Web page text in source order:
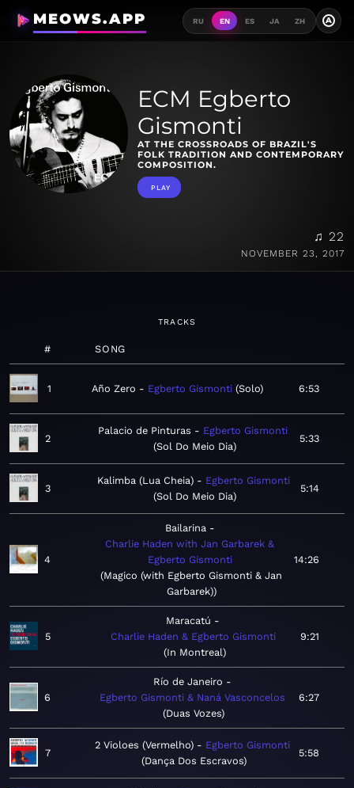
MEOWS.APP RU EN ES JA ZH A
ECM Egberto
Gismonti
AT THE CROSSROADS OF BRAZIL'S
FOLK TRADITION AND CONTEMPORARY
COMPOSITION.
PLAY
♫ 22
NOVEMBER 23, 2017
TRACKS
# SONG
1 Año Zero Egberto Gismonti Solo 6:53
2
Palacio de Pinturas
Egberto Gismonti
Sol Do Meio Dia
5:33
3
Kalimba (Lua Cheia)
Egberto Gismonti
Sol Do Meio Dia
5:14
4
Bailarina
Charlie Haden with Jan Garbarek &
Egberto Gismonti
Magico (with Egberto Gismonti & Jan
Garbarek)
14:26
5
Maracatú
Charlie Haden & Egberto Gismonti
In Montreal
9:21
6
Río de Janeiro
Egberto Gismonti & Naná Vasconcelos
Duas Vozes
6:27
7
2 Violoes (Vermelho)
Egberto Gismonti
Dança Dos Escravos
5:58